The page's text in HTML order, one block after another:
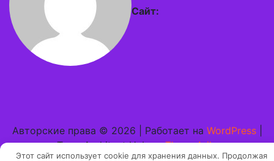
Сайт:
Авторские права © 2026 | Работает на WordPress
Тема Architect Hub отThemeArile
Этот сайт использует cookie для хранения данных. Продолжая